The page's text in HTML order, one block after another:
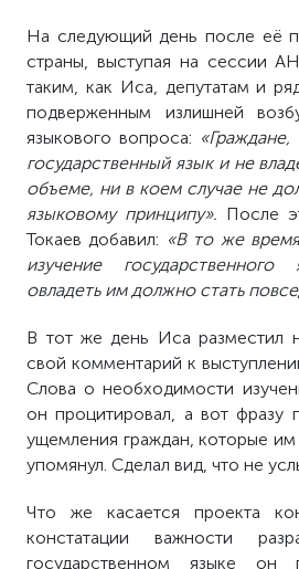
На следующий день после её
страны, выступая на сессии
таким, как Иса, депутатам и
подверженным излишней
языкового вопроса:
государственный язык и не
объеме, ни в коем случае не
языковому принципу». После
Токаев добавил: «В то же
изучение государственного
овладеть им должно стать
В тот же день Иса разместил
свой комментарий к
Слова о необходимости
он процитировал, а вот фразу
ущемления граждан, которые
упомянул. Сделал вид, что не
Что же касается проекта
констатации важности
государственном языке он